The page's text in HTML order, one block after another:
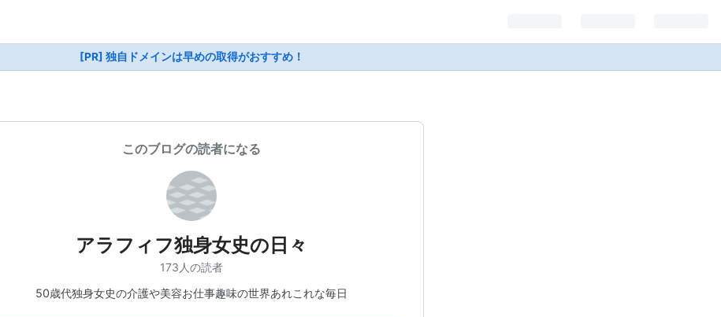
[PR] 独自ドメインは早めの取得がおすすめ！
このブログの読者になる
アラフィフ独身女史の日々
173人の読者
50歳代独身女史の介護や美容お仕事趣味の世界あれこれな毎日